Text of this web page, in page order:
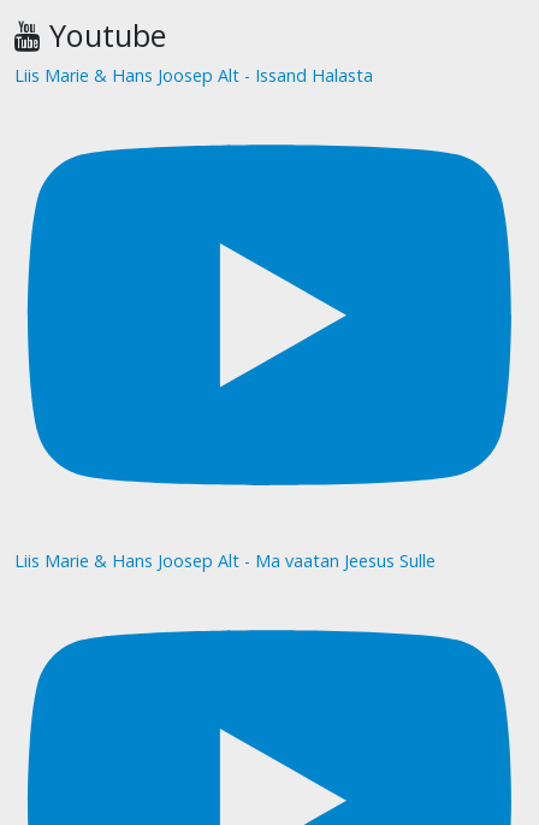
Youtube
Liis Marie & Hans Joosep Alt - Issand Halasta
Liis Marie & Hans Joosep Alt - Ma vaatan Jeesus Sulle